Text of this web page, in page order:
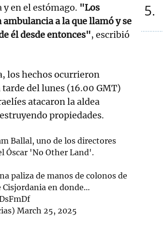
en el estómago. "Los
a la que llamó y se
él desde entonces", escribió
los hechos ocurrieron
del lunes (16.00 GMT)
atacaron la aldea
propiedades.
Ballal, uno de los directores
Óscar 'No Other Land'.
paliza de manos de colonos de
Cisjordania en donde…
March 25, 2025
5